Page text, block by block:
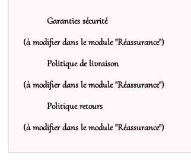
Garanties sécurité
(à modifier dans le module "Réassurance")
Politique de livraison
(à modifier dans le module "Réassurance")
Politique retours
(à modifier dans le module "Réassurance")